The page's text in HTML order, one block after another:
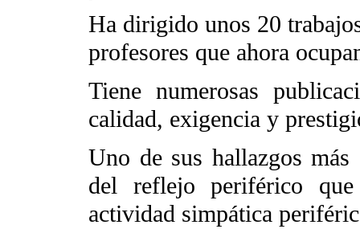
Ha dirigido unos 20
profesores que ahora
Tiene numerosas
calidad, exigencia y
Uno de sus hallazgos
del reflejo periférico
actividad simpática